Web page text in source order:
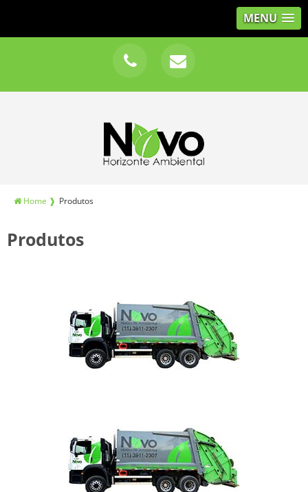
MENU
Home ❱ Produtos
Produtos